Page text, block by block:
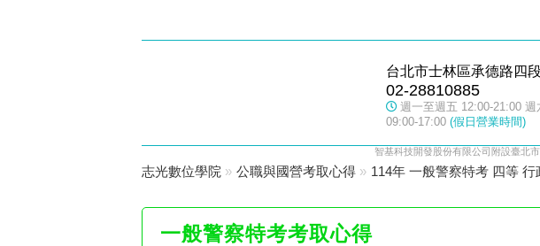
台北市士林區承德路四
02-28810885
週一至週五 12:00-21:00 週
09:00-17:00 (假日營業時間)
智基科技開發股份有限公司附設臺北
志光數位學院 » 公職與國營考取心得 » 114年 一般警察特考 四等
一般警察特考考取心得